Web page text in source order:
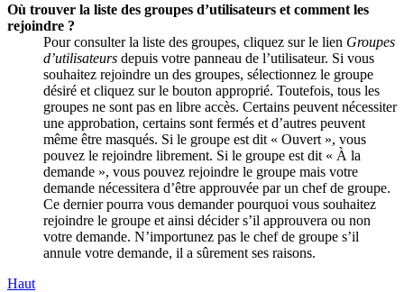
Où trouver la liste des groupes d’utilisateurs et comment les
rejoindre ?
Pour consulter la liste des groupes, cliquez sur le lien Groupes
d’utilisateurs depuis votre panneau de l’utilisateur. Si vous
souhaitez rejoindre un des groupes, sélectionnez le groupe
désiré et cliquez sur le bouton approprié. Toutefois, tous les
groupes ne sont pas en libre accès. Certains peuvent nécessiter
une approbation, certains sont fermés et d’autres peuvent
même être masqués. Si le groupe est dit « Ouvert », vous
pouvez le rejoindre librement. Si le groupe est dit « À la
demande », vous pouvez rejoindre le groupe mais votre
demande nécessitera d’être approuvée par un chef de groupe.
Ce dernier pourra vous demander pourquoi vous souhaitez
rejoindre le groupe et ainsi décider s’il approuvera ou non
votre demande. N’importunez pas le chef de groupe s’il
annule votre demande, il a sûrement ses raisons.
Haut